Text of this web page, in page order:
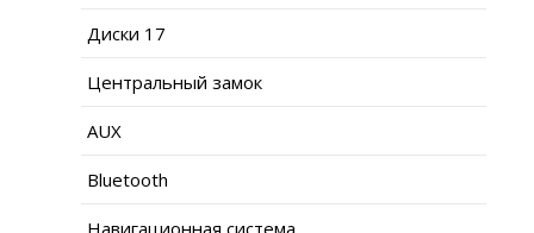
Диски 17
Центральный замок
AUX
Bluetooth
Навигационная система